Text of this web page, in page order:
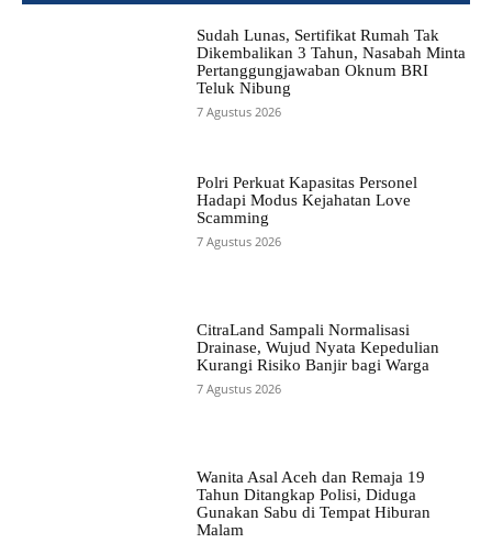
Sudah Lunas, Sertifikat Rumah Tak
Dikembalikan 3 Tahun, Nasabah Minta
Pertanggungjawaban Oknum BRI
Teluk Nibung
7 Agustus 2026
Polri Perkuat Kapasitas Personel
Hadapi Modus Kejahatan Love
Scamming
7 Agustus 2026
CitraLand Sampali Normalisasi
Drainase, Wujud Nyata Kepedulian
Kurangi Risiko Banjir bagi Warga
7 Agustus 2026
Wanita Asal Aceh dan Remaja 19
Tahun Ditangkap Polisi, Diduga
Gunakan Sabu di Tempat Hiburan
Malam